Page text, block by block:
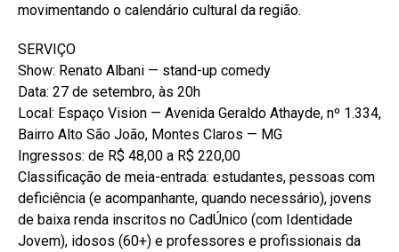
movimentando o calendário cultural da região.
SERVIÇO
Show: Renato Albani — stand-up comedy
Data: 27 de setembro, às 20h
Local: Espaço Vision — Avenida Geraldo Athayde, nº 1.334,
Bairro Alto São João, Montes Claros — MG
Ingressos: de R$ 48,00 a R$ 220,00
Classificação de meia-entrada: estudantes, pessoas com
deficiência (e acompanhante, quando necessário), jovens
de baixa renda inscritos no CadÚnico (com Identidade
Jovem), idosos (60+) e professores e profissionais da